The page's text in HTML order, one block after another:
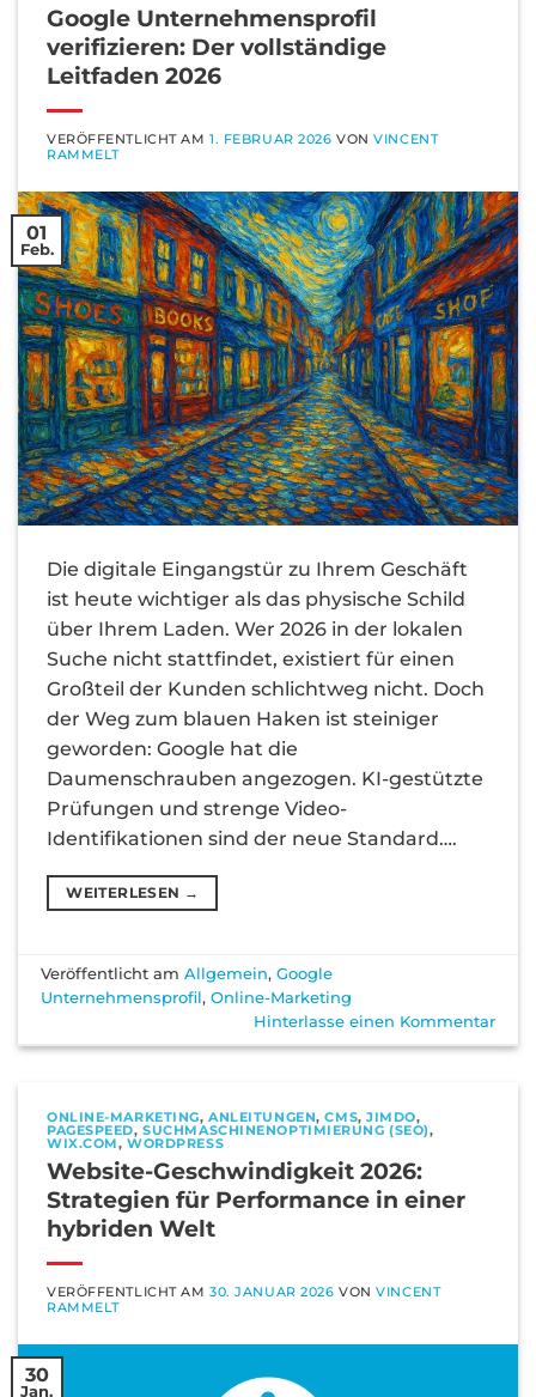
Google Unternehmensprofil
verifizieren: Der vollständige
Leitfaden 2026
VERÖFFENTLICHT AM1. FEBRUAR 2026 VONVINCENT
RAMMELT
01
Feb.
Die digitale Eingangstür zu Ihrem Geschäft
ist heute wichtiger als das physische Schild
über Ihrem Laden. Wer 2026 in der lokalen
Suche nicht stattfindet, existiert für einen
Großteil der Kunden schlichtweg nicht. Doch
der Weg zum blauen Haken ist steiniger
geworden: Google hat die
Daumenschrauben angezogen. KI-gestützte
Prüfungen und strenge Video-
Identifikationen sind der neue Standard….
WEITERLESEN →
Veröffentlicht amAllgemein,Google
Unternehmensprofil,Online-Marketing
Hinterlasse einen Kommentar
ONLINE-MARKETING,ANLEITUNGEN,CMS,JIMDO,
PAGESPEED,SUCHMASCHINENOPTIMIERUNG (SEO),
WIX.COM,WORDPRESS
Website-Geschwindigkeit 2026:
Strategien für Performance in einer
hybriden Welt
VERÖFFENTLICHT AM30. JANUAR 2026 VONVINCENT
RAMMELT
30
Jan.